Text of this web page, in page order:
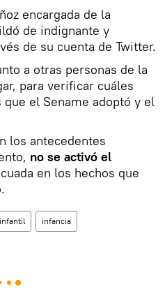
encargada de la
de indignante y
de su cuenta de Twitter.
a otras personas de la
para verificar cuáles
el Sename adoptó y el
los antecedentes
no se activó el
en los hechos que
infancia